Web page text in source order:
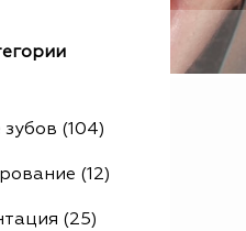
(104)
(12)
(25)
в зоне